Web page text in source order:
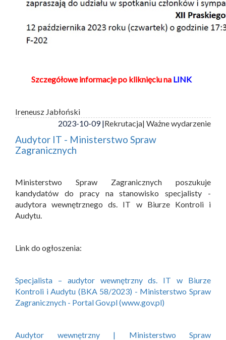
Szczegółowe informacje po kliknięciu na LINK
Ireneusz Jabłoński
2023-10-09 |Rekrutacja| Ważne wydarzenie
Audytor IT - Ministerstwo Spraw
Zagranicznych
Ministerstwo Spraw Zagranicznych poszukuje
kandydatów do pracy na stanowisko specjalisty -
audytora wewnętrznego ds. IT w Biurze Kontroli i
Audytu.
Link do ogłoszenia:
Specjalista – audytor wewnętrzny ds. IT w Biurze
Kontroli i Audytu (BKA 58/2023) - Ministerstwo Spraw
Zagranicznych - Portal Gov.pl (www.gov.pl)
Audytor wewnętrzny | Ministerstwo Spraw